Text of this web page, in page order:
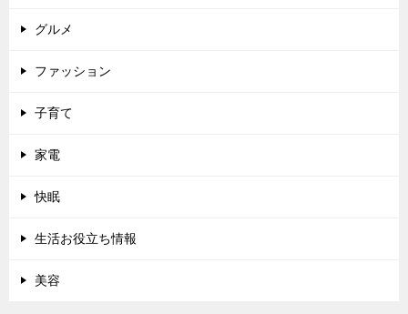
グルメ
ファッション
子育て
家電
快眠
生活お役立ち情報
美容